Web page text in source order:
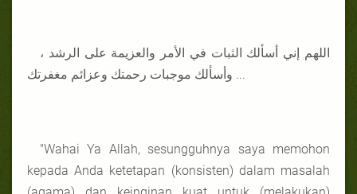
اللهم إني أسألك الثبات في الأمر والعزيمة على الرشد ،
وأسألك موجبات رحمتك وعزائم مغفرتك ...
"Wahai Ya Allah, sesungguhnya saya memohon
kepada Anda ketetapan (konsisten) dalam masalah